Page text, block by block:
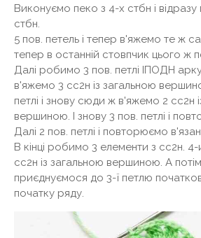
Виконуємо пеко з 4-х стбн і
стбн.
5 пов. петель і тепер в'яжемо те ж
тепер в останній стовпчик цього ж
Далі робимо 3 пов. петлі ІПОДН
в'яжемо 3 сс2н із загальною
петлі і знову сюди ж в'яжемо 2 сс2н
вершиною. І знову 3 пов. петлі і
Далі 2 пов. петлі і повторюємо
В кінці робимо 3 елементи з сс2н.
сс2н із загальною вершиною. А
приєднуємося до 3-ї петлю
початку ряду.